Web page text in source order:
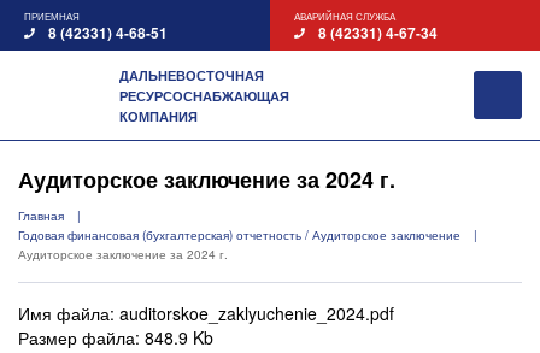
ПРИЕМНАЯ
8 (42331) 4-68-51
АВАРИЙНАЯ СЛУЖБА
8 (42331) 4-67-34
ДАЛЬНЕВОСТОЧНАЯ
РЕСУРСОСНАБЖАЮЩАЯ
КОМПАНИЯ
Аудиторское заключение за 2024 г.
Главная
Годовая финансовая (бухгалтерская) отчетность / Аудиторское заключение
Аудиторское заключение за 2024 г.
Имя файла: auditorskoe_zaklyuchenie_2024.pdf
Размер файла: 848.9 Kb